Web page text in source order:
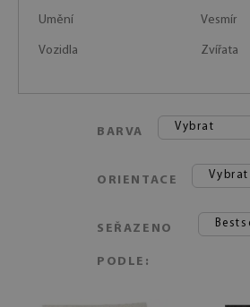
Umění Vesmír
Vozidla Zvířata
BARVA Vybrat
ORIENTACE Vybrat
SEŘAZENO
PODLE: